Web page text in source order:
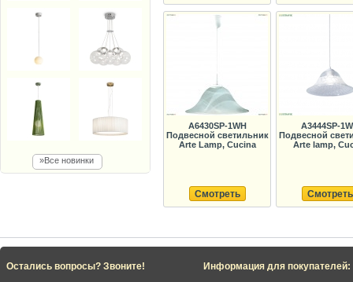
»Все новинки
A6430SP-1WH
Подвесной светильник
Arte Lamp, Cucina
Смотреть
A3444SP-
Подвесной
Arte lamp,
Смотреть
Остались вопросы? Звоните! Информация для покупателей: